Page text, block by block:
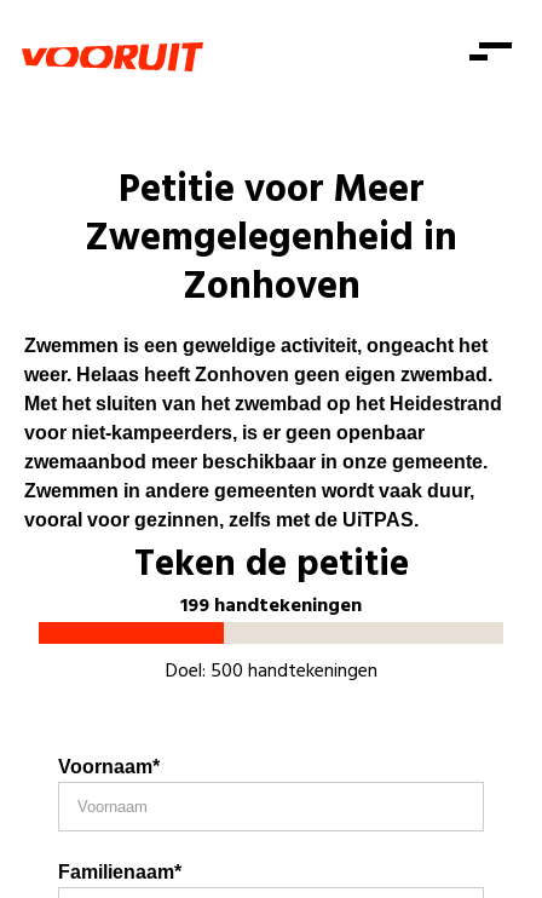
Zorg
Gelijke kansen
Welzijn
Consumentenbescherming
Pensioenen
Kinderen en jongeren
Onze mensen
Standpunten
Vacatures
Doe mee
Doe mee
Word lid
Mis niets
Shop
Zoeken
Login
Doe mee
Petitie voor Meer
Zwemgelegenheid in
Zonhoven
Zwemmen is een geweldige activiteit, ongeacht het
weer. Helaas heeft Zonhoven geen eigen zwembad.
Met het sluiten van het zwembad op het Heidestrand
voor niet-kampeerders, is er geen openbaar
zwemaanbod meer beschikbaar in onze gemeente.
Zwemmen in andere gemeenten wordt vaak duur,
vooral voor gezinnen, zelfs met de UiTPAS.
Teken de petitie
199 handtekeningen
Doel: 500 handtekeningen
Voornaam*
Familienaam*